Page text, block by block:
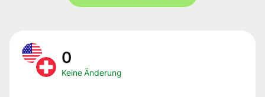
0
Keine Änderung